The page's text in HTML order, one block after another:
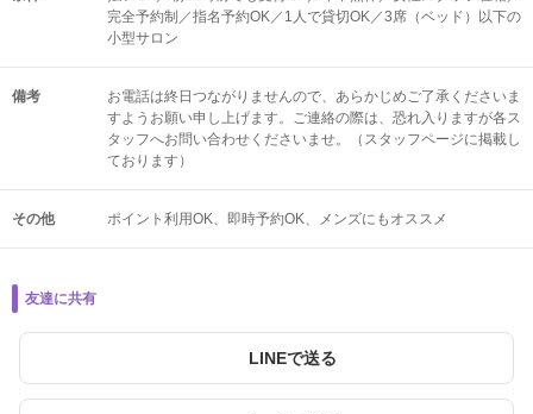
完全予約制／指名予約OK／1人で貸切OK／3席（ベッド）以下の
小型サロン
備考
お電話は終日つながりませんので、あらかじめご了承くださいま
すようお願い申し上げます。ご連絡の際は、恐れ入りますが各ス
タッフへお問い合わせくださいませ。（スタッフページに掲載し
ております）
その他 ポイント利用OK 即時予約OK メンズにもオススメ
友達に共有
LINEで送る